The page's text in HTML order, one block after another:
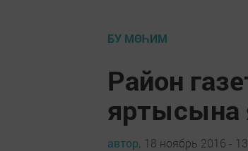
БУ МӨҺИМ
Район
яр­ты­сы­на
автор, 18 ноябрь 2016 -